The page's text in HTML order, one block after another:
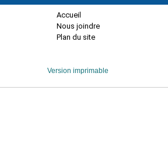
Accueil
Nous joindre
Plan du site
Version imprimable